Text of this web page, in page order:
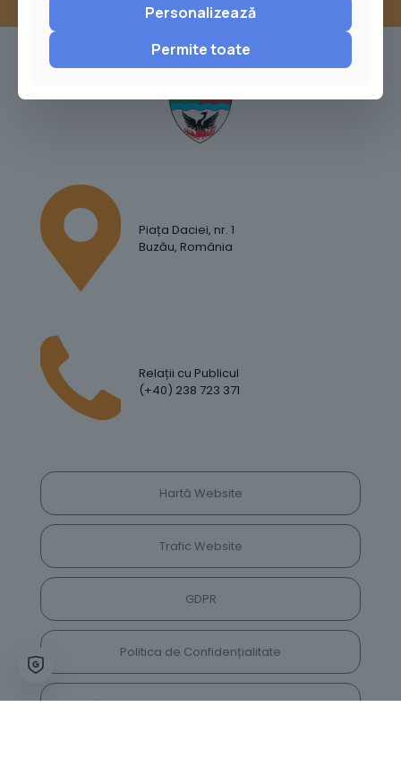
Piața Daciei, nr. 1
Buzău, România
Relații cu Publicul
(+40) 238 723 371
Hartă Website
Trafic Website
GDPR
Politica de Confidențialitate
Vrei să lași feedback despre site? Părerea ta ne
Personalizează
Permite toate